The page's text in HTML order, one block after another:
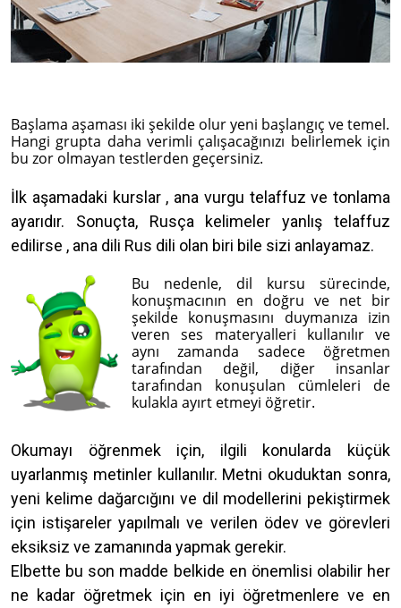
Başlama aşaması iki şekilde olur yeni başlangıç ve temel.
Hangi grupta daha verimli çalışacağınızı belirlemek için
bu zor olmayan testlerden geçersiniz.
İlk aşamadaki kurslar , ana vurgu telaffuz ve tonlama
ayarıdır. Sonuçta, Rusça kelimeler yanlış telaffuz
edilirse , ana dili Rus dili olan biri bile sizi anlayamaz.
Bu nedenle, dil kursu sürecinde,
konuşmacının en doğru ve net bir
şekilde konuşmasını duymanıza izin
veren ses materyalleri kullanılır ve
aynı zamanda sadece öğretmen
tarafından değil, diğer insanlar
tarafından konuşulan cümleleri de
kulakla ayırt etmeyi öğretir.
Okumayı öğrenmek için, ilgili konularda küçük
uyarlanmış metinler kullanılır. Metni okuduktan sonra,
yeni kelime dağarcığını ve dil modellerini pekiştirmek
için istişareler yapılmalı ve verilen ödev ve görevleri
eksiksiz ve zamanında yapmak gerekir.
Elbette bu son madde belkide en önemlisi olabilir her
ne kadar öğretmek için en iyi öğretmenlere ve en